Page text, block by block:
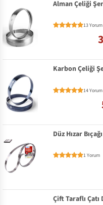
Alman Çeliği
13 Yorum
Karbon Çeliği
14 Yorum
Düz Hızar
1 Yorum
Çift Taraflı Çatı